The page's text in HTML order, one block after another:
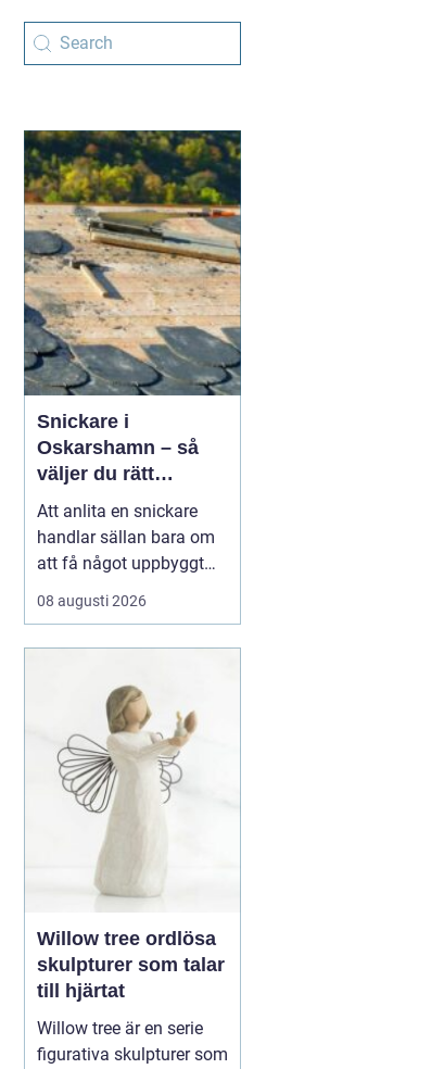
Snickare i
Oskarshamn – så
väljer du rätt
hantverkare för ditt
projekt
Att anlita en snickare
handlar sällan bara om
att få något uppbyggt
eller lagat. För många
handlar det om att våga
skapa miljöer som
fungerar i vardagen, å...
08 augusti 2026
Willow tree ordlösa
skulpturer som talar
till hjärtat
Willow tree är en serie
figurativa skulpturer som